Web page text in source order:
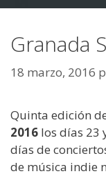
Granada
18 marzo, 2016
Quinta edición
2016 los días 23
días de
de música indie